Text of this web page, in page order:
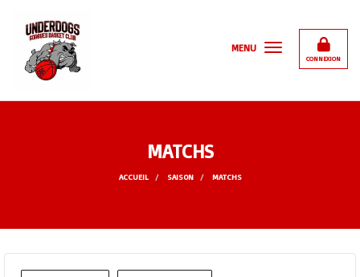
CONNEXION
MENU
MATCHS
ACCUEIL SAISON MATCHS